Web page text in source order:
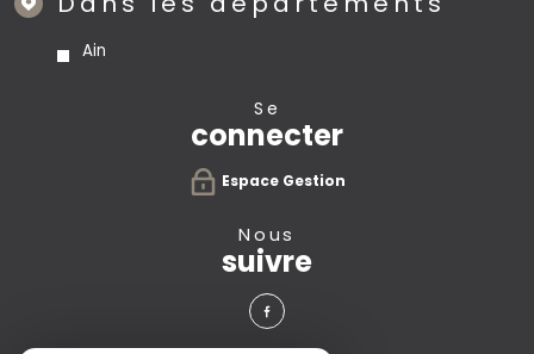
Ain
se
connecter
Espace Gestion
nous
suivre